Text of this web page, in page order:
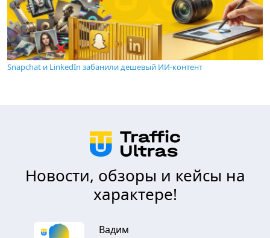
Snapchat и LinkedIn забанили дешевый ИИ-контент
Новости, обзоры и кейсы на
характере!
Вадим